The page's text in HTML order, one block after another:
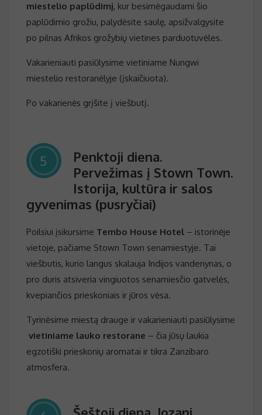
miestelio paplūdimį, kur besimėgaudami šio
paplūdimio grožiu, palydėsite saulę, apsižvalgysite
po pilnas Afrikos grožybių vietines parduotuvėles.
Vakarieniauti pasiūlysime vietiniame Nungwi
miestelio restoranėlyje (įskaičiuota).
Po vakarienės grįšite į viešbutį.
5
Penktoji diena.
Pervežimas į Stown Town.
Istorija, kultūra ir salos
gyvenimas (pusryčiai)
Poilsiui įsikursime Tembo House Hotel – istorinėje
vietoje, pačiame Stown Town senamiestyje. Tai
viešbutis, kurio langus skalauja Indijos vandenynas, o
pro duris atsiveria vingiuotos senamiesčio gatvelės,
kvepiančios prieskoniais ir jūros vėsa.
Tyrinėsime miestą drauge ir vakarieniauti pasiūlysime
vietiniame lauko restorane – čia jūsų laukia
egzotiški prieskonių aromatai ir tikra Zanzibaro
atmosfera.